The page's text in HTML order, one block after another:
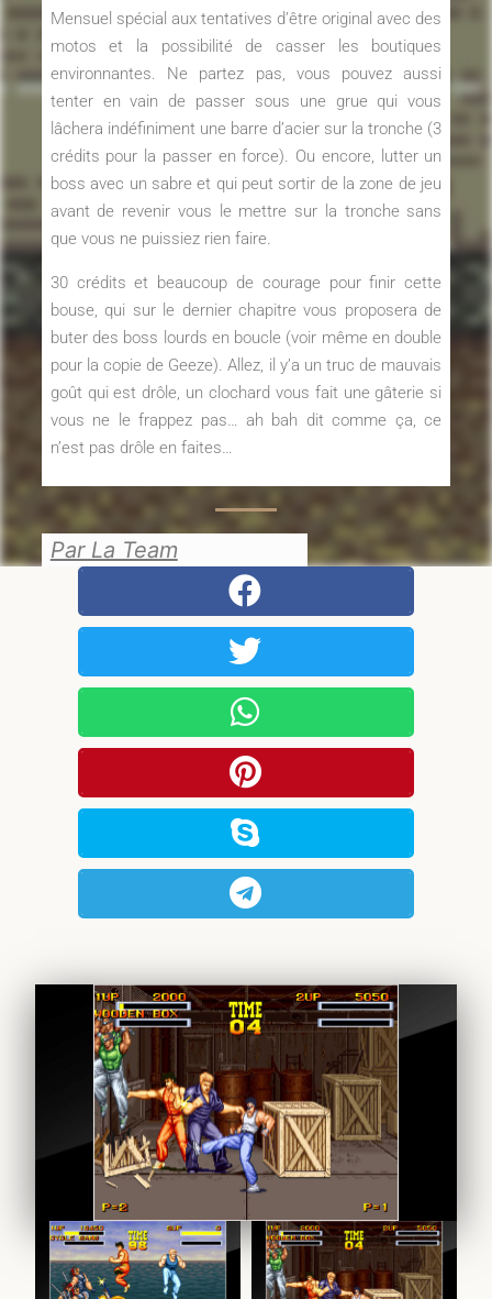
Mensuel spécial aux tentatives d’être original avec des
motos et la possibilité de casser les boutiques
environnantes. Ne partez pas, vous pouvez aussi
tenter en vain de passer sous une grue qui vous
lâchera indéfiniment une barre d’acier sur la tronche (3
crédits pour la passer en force). Ou encore, lutter un
boss avec un sabre et qui peut sortir de la zone de jeu
avant de revenir vous le mettre sur la tronche sans
que vous ne puissiez rien faire.
30 crédits et beaucoup de courage pour finir cette
bouse, qui sur le dernier chapitre vous proposera de
buter des boss lourds en boucle (voir même en double
pour la copie de Geeze). Allez, il y’a un truc de mauvais
goût qui est drôle, un clochard vous fait une gâterie si
vous ne le frappez pas… ah bah dit comme ça, ce
n’est pas drôle en faites…
Par La Team